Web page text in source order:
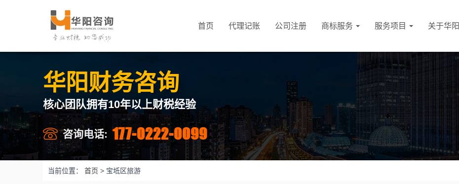
首页 代理记账 公司注册 商标服务 服务项目 关于华阳
华阳财务咨询
核心团队拥有10年以上财税经验
咨询电话: 177-0222-0099
当前位置： 首页 > 宝坻区旅游